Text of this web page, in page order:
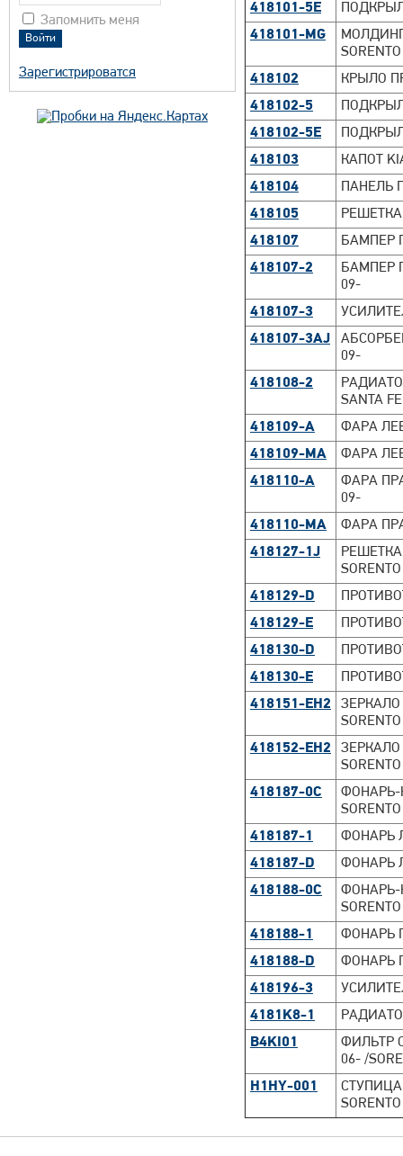
Запомнить меня
Зарегистрироватся
418101-5E
418101-MG
418102
КРЫЛО
418102-5
418102-5E
418103
КАПОТ
418104
ПАНЕЛЬ
418105
РЕШЕТКА
418107
БАМПЕР
418107-2
БАМПЕР
09-
418107-3
418107-3AJ
09-
418108-2
SANTA
418109-A
ФАРА
418109-MA
ФАРА
418110-A
ФАРА
09-
418110-MA
ФАРА
418127-1J
418129-D
418129-E
418130-D
418130-E
418151-EH2
ЗЕРКАЛО
418152-EH2
ЗЕРКАЛО
418187-0C
ФОНАРЬ-
418187-1
ФОНАРЬ
418187-D
ФОНАРЬ
418188-0C
ФОНАРЬ-
418188-1
ФОНАРЬ
418188-D
ФОНАРЬ
418196-3
4181K8-1
B4KI01
ФИЛЬТР
06- /
H1HY-001